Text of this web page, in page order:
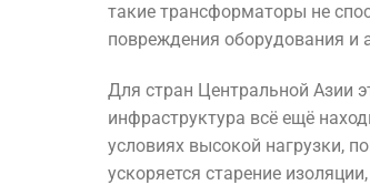
такие трансформаторы не
повреждения оборудования и
Для стран Центральной Азии
инфраструктура всё ещё
условиях высокой нагрузки,
ускоряется старение